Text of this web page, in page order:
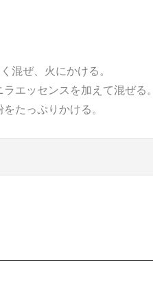
混ぜ、火にかける。
エッセンスを加えて混ぜる。
たっぷりかける。